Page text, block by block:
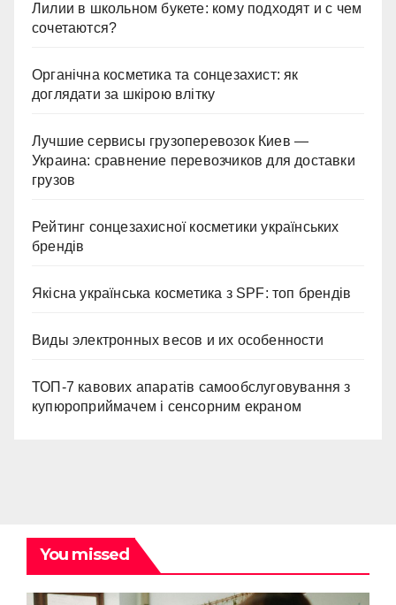
Лилии в школьном букете: кому подходят и с чем
сочетаются?
Органічна косметика та сонцезахист: як
доглядати за шкірою влітку
Лучшие сервисы грузоперевозок Киев —
Украина: сравнение перевозчиков для доставки
грузов
Рейтинг сонцезахисної косметики українських
брендів
Якісна українська косметика з SPF: топ брендів
Виды электронных весов и их особенности
ТОП-7 кавових апаратів самообслуговування з
купюроприймачем і сенсорним екраном
You missed